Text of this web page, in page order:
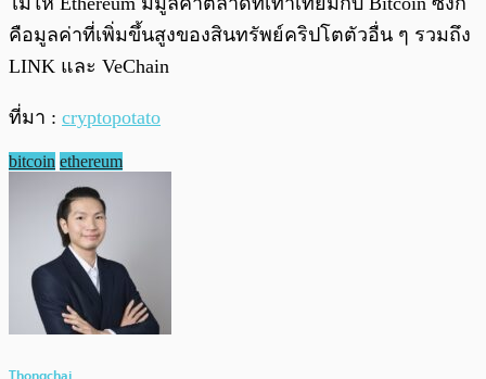
คือมูลค่าที่เพิ่มขึ้นสูงของสินทรัพย์คริปโตตัวอื่น ๆ รวมถึง
LINK และ VeChain
ที่มา : cryptopotato
bitcoin ethereum